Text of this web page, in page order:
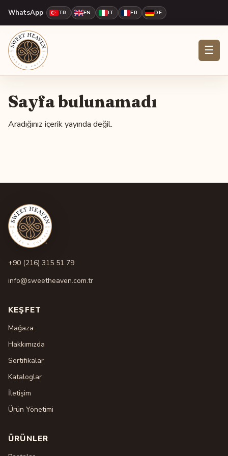
WhatsApp TR EN IT FR DE
☰
Sayfa bulunamadı
Aradığınız içerik yayında değil.
+90 (216) 315 51 79
info@sweetheaven.com.tr
KEŞFET
Mağaza
Hakkımızda
Sertifikalar
Kataloglar
İletişim
Ürün Yönetimi
ÜRÜNLER